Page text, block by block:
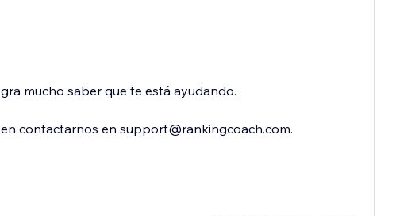
mucho saber que te está ayudando.
contactarnos en support@rankingcoach.com.